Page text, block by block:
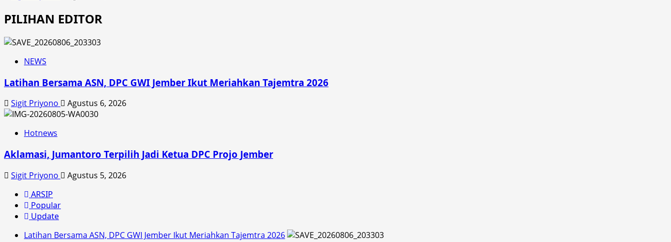
PILIHAN EDITOR
NEWS
Latihan Bersama ASN, DPC GWI Jember Ikut Meriahkan Tajemtra 2026
Sigit Priyono Agustus 6, 2026
Hotnews
Aklamasi, Jumantoro Terpilih Jadi Ketua DPC Projo Jember
Sigit Priyono
Agustus 5, 2026
ARSIP
Popular
Update
Latihan Bersama ASN, DPC GWI Jember Ikut Meriahkan Tajemtra 2026